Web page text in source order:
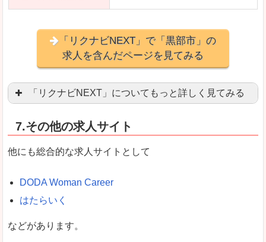
「リクナビNEXT」で「黒部市」の
求人を含んだページを見てみる
「リクナビNEXT」についてもっと詳しく見てみる
良いところ
悪いところ
7.その他の求人サイト
他にも総合的な求人サイトとして
DODA Woman Career
はたらいく
などがあります。